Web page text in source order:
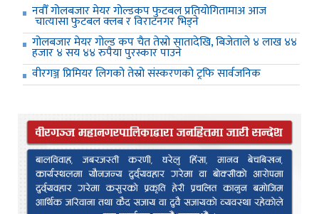
नवौँ गोलबजार मेयर गोल्डकप फुटबल प्रतियोगितामाअ आज
चात्यासा फुटबल क्लब र विराटनगर भिड्ने
गोलबजार मेयर गोल्ड कप चैत तेस्रो सातादेखि, बिजेताले ४ लाख ४४
हजार ४ सय ४४ रुपैया पुरस्कार पाउने
वीरगञ्ज प्रिमियर लिगको तेस्रो संस्करणको ट्रफि सार्वजनिक